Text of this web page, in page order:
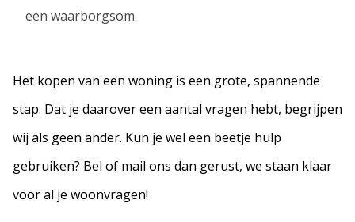
een waarborgsom
Het kopen van een woning is een grote, spannende
stap. Dat je daarover een aantal vragen hebt, begrijpen
wij als geen ander. Kun je wel een beetje hulp
gebruiken? Bel of mail ons dan gerust, we staan klaar
voor al je woonvragen!